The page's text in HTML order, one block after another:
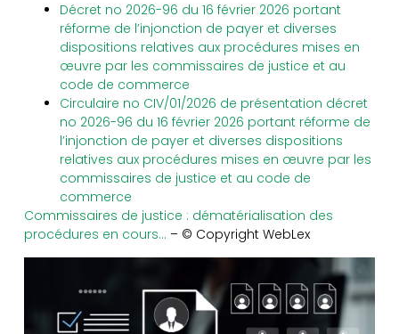
Décret no 2026-96 du 16 février 2026 portant
réforme de l’injonction de payer et diverses
dispositions relatives aux procédures mises en
œuvre par les commissaires de justice et au
code de commerce
Circulaire no CIV/01/2026 de présentation décret
no 2026-96 du 16 février 2026 portant réforme de
l’injonction de payer et diverses dispositions
relatives aux procédures mises en œuvre par les
commissaires de justice et au code de
commerce
Commissaires de justice : dématérialisation des
procédures en cours… – © Copyright WebLex